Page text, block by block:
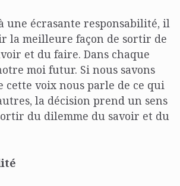
une écrasante responsabilité, il
la meilleure façon de sortir de
et du faire. Dans chaque
moi futur. Si nous savons
cette voix nous parle de ce qui
la décision prend un sens
du dilemme du savoir et du